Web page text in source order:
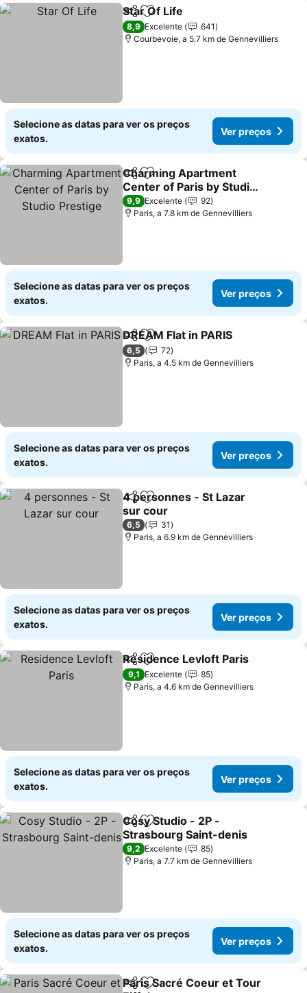
PartilharAdicionar aos favoritos
Star Of Life
8,9 Excelente
641
Courbevoie, a 5.7 km de Gennevilliers
Selecione as datas para ver os preços
exatos.
Ver preços
PartilharAdicionar aos favoritos
Charming Apartment
Center of Paris by Studio
Prestige
Ver preços
9,9 Excelente
92
Paris, a 7.8 km de Gennevilliers
Selecione as datas para ver os preços
exatos.
Ver preços
PartilharAdicionar aos favoritos
DREAM Flat in PARIS
6,5
72
Paris, a 4.5 km de Gennevilliers
Selecione as datas para ver os preços
exatos.
Ver preços
PartilharAdicionar aos favoritos
4 personnes - St Lazar
sur cour
Ver preços
6,5
31
Paris, a 6.9 km de Gennevilliers
Selecione as datas para ver os preços
exatos.
Ver preços
PartilharAdicionar aos favoritos
Residence Levloft Paris
9,1 Excelente
85
Paris, a 4.6 km de Gennevilliers
Selecione as datas para ver os preços
exatos.
Ver preços
PartilharAdicionar aos favoritos
Cosy Studio - 2P -
Strasbourg Saint-denis
Ver preços
9,2 Excelente
85
Paris, a 7.7 km de Gennevilliers
Selecione as datas para ver os preços
exatos.
Ver preços
PartilharAdicionar aos favoritos
Paris Sacré Coeur et Tour